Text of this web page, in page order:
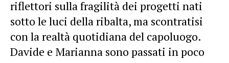
riflettori sulla fragilità dei progetti nati
sotto le luci della ribalta, ma scontratisi
con la realtà quotidiana del capoluogo.
Davide e Marianna sono passati in poco